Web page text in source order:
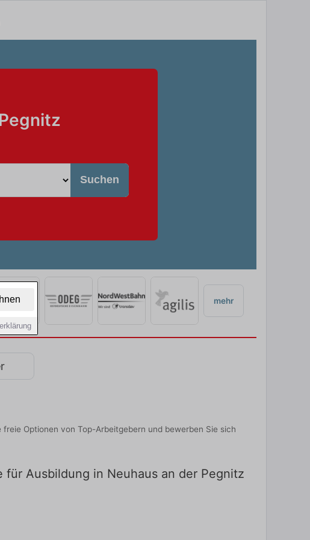
Suchen
mehr
Optionen von Top-Arbeitgebern und bewerben Sie sich
Ausbildung in Neuhaus an der Pegnitz